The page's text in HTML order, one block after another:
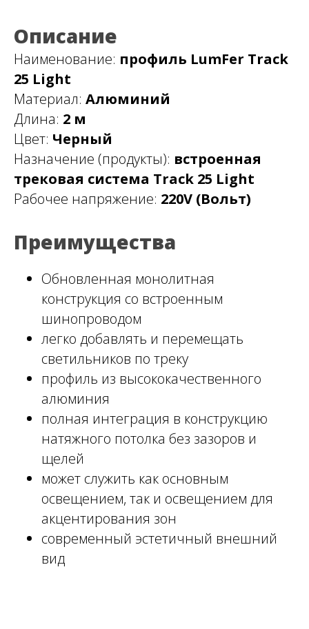
Описание
Наименование: профиль LumFer Track
25 Light
Материал: Алюминий
Длина: 2 м
Цвет: Черный
Назначение (продукты): встроенная
трековая система Track 25 Light
Рабочее напряжение: 220V (Вольт)
Преимущества
Обновленная монолитная
конструкция со встроенным
шинопроводом
легко добавлять и перемещать
светильников по треку
профиль из высококачественного
алюминия
полная интеграция в конструкцию
натяжного потолка без зазоров и
щелей
может служить как основным
освещением, так и освещением для
акцентирования зон
современный эстетичный внешний
вид